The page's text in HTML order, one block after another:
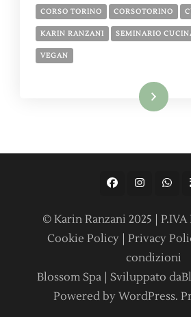
CORSO TORINO CORSOTORINO
KARIN RANZANI SEMINARIO
VEGAN
Leggi tutto
© Karin Ranzani 2025 | P.IVA
Cookie Policy | Privacy
condizioni
Blossom Spa | Sviluppato da
Powered by WordPress.